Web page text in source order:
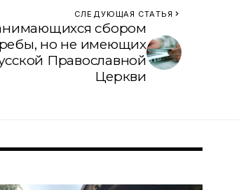
СЛЕДУЮЩАЯ СТАТЬЯ
сбором
но не имеющих
Православной
Церкви